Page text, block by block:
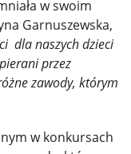
w swoim
Garnuszewska,
dla naszych dzieci
przez
zawody, którym
w konkursach